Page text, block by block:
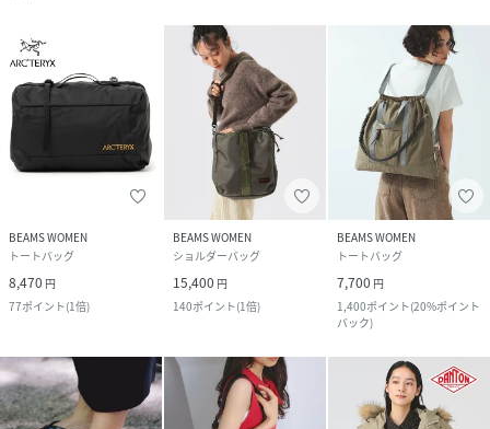
BEAMS WOMEN
トートバッグ
8,470 円
77ポイント(1倍)
BEAMS WOMEN
ショルダーバッグ
15,400 円
140ポイント(1倍)
BEAMS WOMEN
トートバッグ
7,700 円
1,400ポイント(20%ポイント
バック)